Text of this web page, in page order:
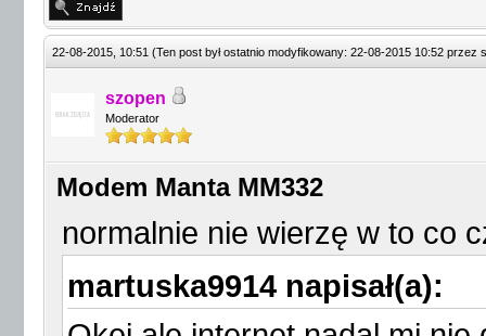
22-08-2015, 10:51 (Ten post był ostatnio modyfikowany: 22-08-2015 10:52 przez
szopen
Moderator
Modem Manta MM332
normalnie nie wierzę w to co
martuska9914 napisał(a):